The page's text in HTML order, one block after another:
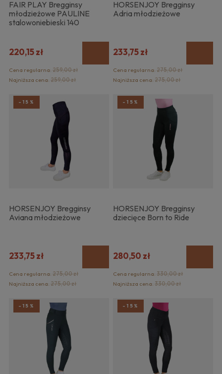
FAIR PLAY Bregginsy
młodzieżowe PAULINE
stalowoniebieski 140
220,15 zł
Cena regularna: 259,00 zł
Najniższa cena: 259,00 zł
HORSENJOY Bregginsy
Adria młodzieżowe
233,75 zł
Cena regularna:275,00 zł
Najniższa cena:275,00 zł
HORSENJOY Bregginsy
Aviana młodzieżowe
233,75 zł
Cena regularna: 275,00 zł
Najniższa cena: 275,00 zł
-15%
HORSENJOY Bregginsy
dziecięce Born to Ride
280,50 zł
Cena regularna:330,00 zł
Najniższa cena:330,00 zł
-15%
-15% -15%